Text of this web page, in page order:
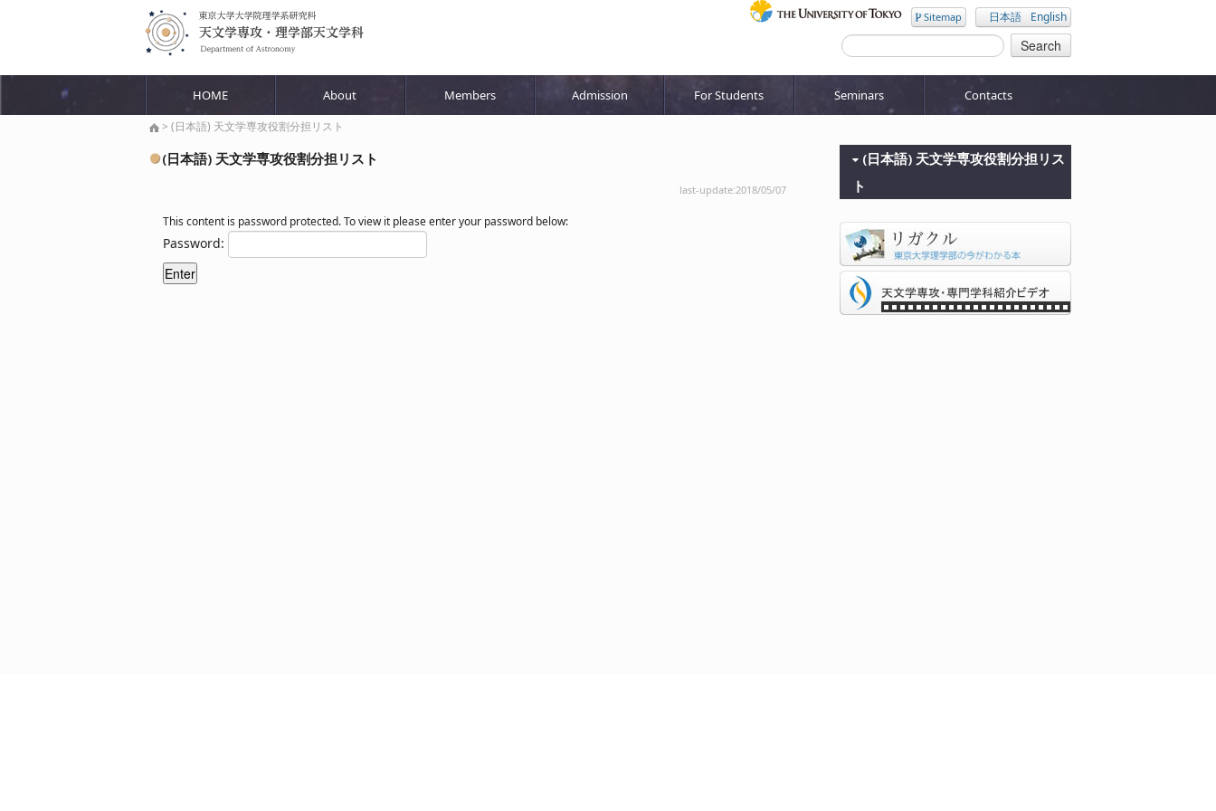
Sitemap 日本語 English
HOME About Members Admission For Students Seminars Contacts
> (日本語) 天文学専攻役割分担リスト
(日本語) 天文学専攻役割分担リスト
last-update:2018/05/07
This content is password protected. To view it please enter your password below:
Password:
(日本語) 天文学専攻役割分担リス
ト